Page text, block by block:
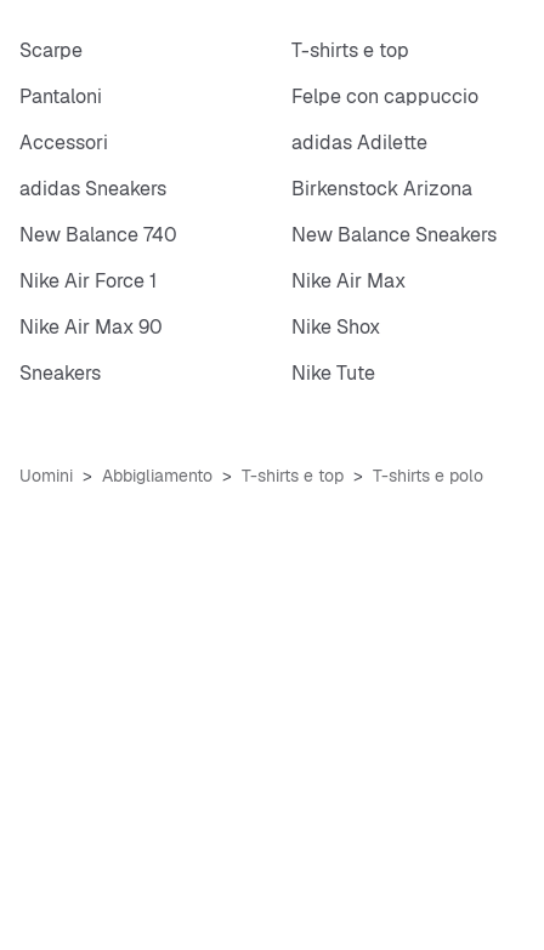
Scarpe
T-shirts e top
Pantaloni
Felpe con cappuccio
Accessori
adidas Adilette
adidas Sneakers
Birkenstock Arizona
New Balance 740
New Balance Sneakers
Nike Air Force 1
Nike Air Max
Nike Air Max 90
Nike Shox
Sneakers
Nike Tute
Uomini Abbigliamento T-shirts e top T-shirts e polo